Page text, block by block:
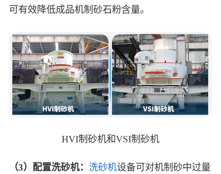
可有效降低成品机制砂石粉含量。
HVI制砂机和VSI制砂机
（3）配置洗砂机： 洗砂机设备可对机制砂中过量